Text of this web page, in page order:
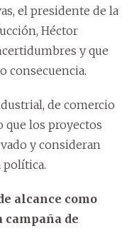
el presidente de la
Héctor
y que
consecuencia.
de comercio
que los proyectos
y consideran
política.
alcance como
campaña de